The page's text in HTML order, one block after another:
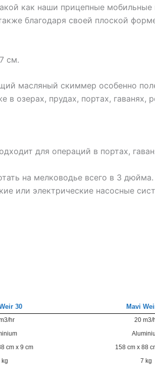
как наши прицепные
благодаря своей плоской
см.
масляный скиммер особенно
озерах, прудах, портах, гаванях,
для операций в портах,
на мелководье всего в 3
или электрические насосные
30 Mavi
hr 20 m3/
cm x 9 cm 158 cm x 88
kg 7 kg